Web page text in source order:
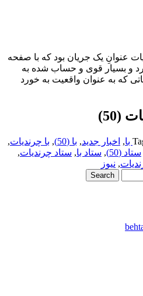
عنوانِ یک جریان بود که با صفحه
و بسیار قوی و حساب شده به
که به عنوان واقعیت به خورد
(50)
, اخبار جدید, با (50) , با چرندیات,
ستاد (50) , ستاد با, ستاد چرندیات,
, نیوز